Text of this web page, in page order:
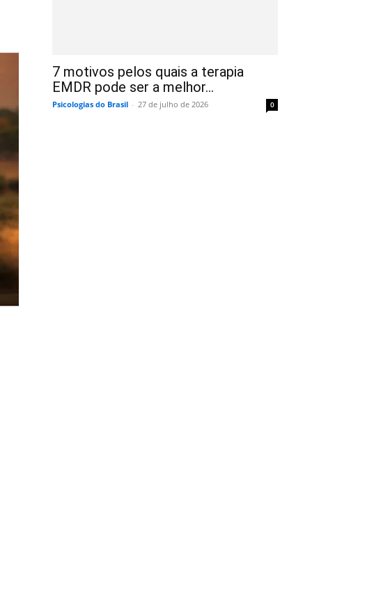
7 motivos pelos quais a terapia
EMDR pode ser a melhor...
Psicologias do Brasil - 27 de julho de 2026 0